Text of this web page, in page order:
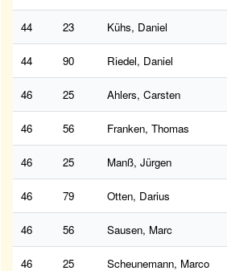
44 23 Kühs, Daniel
44 90 Riedel, Daniel
46 25 Ahlers, Carsten
46 56 Franken, Thomas
46 25 Manß, Jürgen
46 79 Otten, Darius
46 56 Sausen, Marc
46 25 Scheunemann, Marco